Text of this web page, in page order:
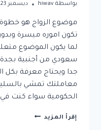
بواسطة hiwav ديسمبر 23, 2025
موضوع الزواج هو
تكون اموره ميسرة
لما يكون الموضوع
سعودي من أجنبية بجدة
جدا ويحتاج معرفة
معاملتك تمشي
الحكومية سواء كنت في
إقرأ المزيد تصريح